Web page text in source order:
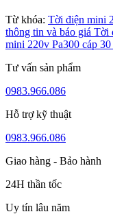
Từ khóa: Tời điện mini
thông tin và báo giá Tời
mini 220v Pa300 cáp
Tư vấn sản phẩm
0983.966.086
Hỗ trợ kỹ thuật
0983.966.086
Giao hàng - Bảo hành
24H thần tốc
Uy tín lâu năm